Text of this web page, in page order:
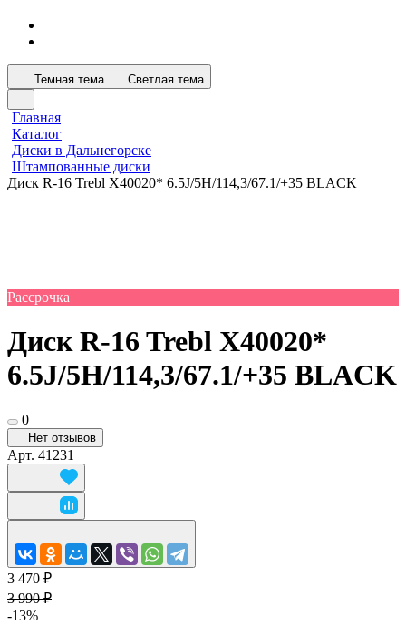
Темная тема Светлая тема
Главная
Каталог
Диски в Дальнегорске
Штампованные диски
Диск R-16 Trebl X40020* 6.5J/5H/114,3/67.1/+35 BLACK
Рассрочка
Диск R-16 Trebl X40020*
6.5J/5H/114,3/67.1/+35 BLACK
0
Нет отзывов
Арт. 41231
3 470 ₽
3 990 ₽
-13%